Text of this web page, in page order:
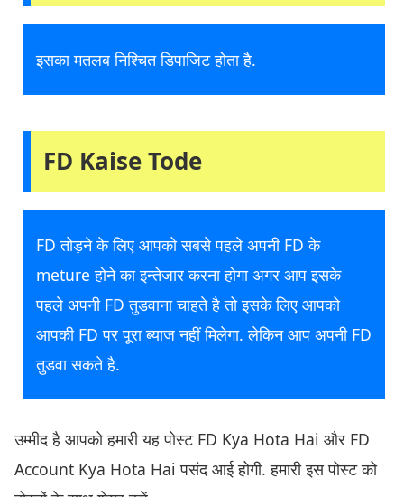
इसका मतलब निश्चित डिपाजिट होता है.
FD Kaise Tode
FD तोड़ने के लिए आपको सबसे पहले अपनी FD के
meture होने का इन्तेजार करना होगा अगर आप इसके
पहले अपनी FD तुडवाना चाहते है तो इसके लिए आपको
आपकी FD पर पूरा ब्याज नहीं मिलेगा. लेकिन आप अपनी FD
तुडवा सकते है.
उम्मीद है आपको हमारी यह पोस्ट FD Kya Hota Hai और FD
Account Kya Hota Hai पसंद आई होगी. हमारी इस पोस्ट को